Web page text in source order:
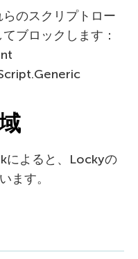
のスクリプトロー
ブロックします：
によると、Lockyの
ます。